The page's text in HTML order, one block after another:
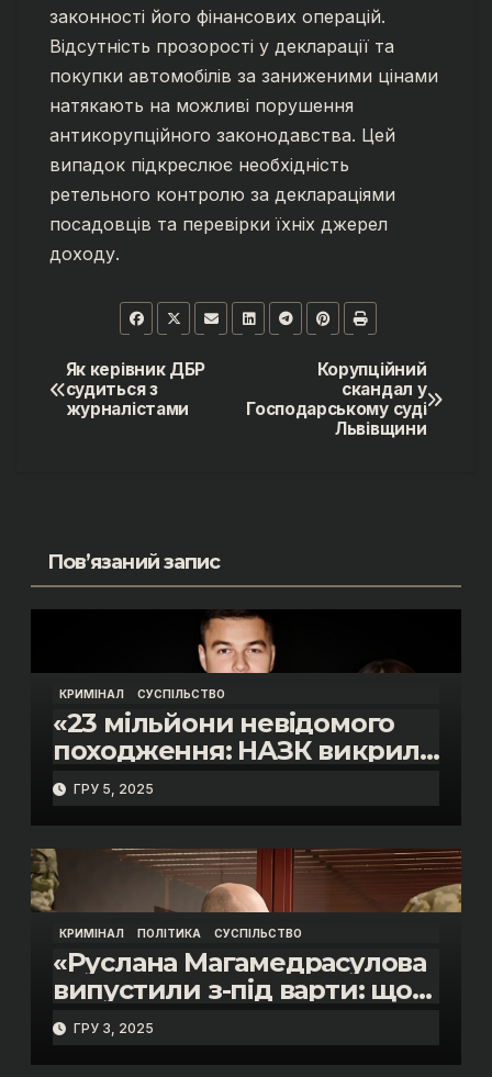
законності його фінансових операцій.
Відсутність прозорості у декларації та
покупки автомобілів за заниженими цінами
натякають на можливі порушення
антикорупційного законодавства. Цей
випадок підкреслює необхідність
ретельного контролю за деклараціями
посадовців та перевірки їхніх джерел
доходу.
Навігація
записів
Корупційний
скандал у
Господарському суді
Львівщини
Як керівник ДБР
судиться з
журналістами
Пов’язаний запис
КРИМІНАЛ СУСПІЛЬСТВО
«23 мільйони невідомого
походження: НАЗК викрило
розкішне життя інспектора
митниці “Тиса” Василя
Пупени»
ГРУ 5, 2025
КРИМІНАЛ ПОЛІТИКА СУСПІЛЬСТВО
«Руслана Магамедрасулова
випустили з-під варти: що
відбувалось у залі суду»
ГРУ 3, 2025